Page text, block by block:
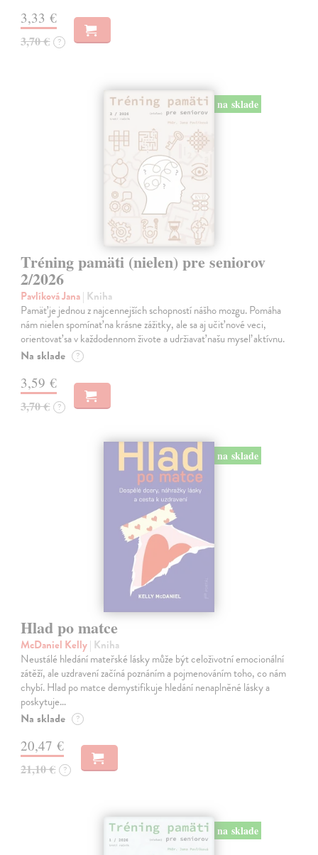
3,33 €
3,70 € ?
na sklade
Tréning pamäti (nielen) pre seniorov
2/2026
Pavlíková Jana| Kniha
Pamäť je jednou z najcennejších schopností nášho mozgu. Pomáha
nám nielen spomínať na krásne zážitky, ale sa aj učiť nové veci,
orientovať sa v každodennom živote a udržiavať našu myseľ aktívnu.
Na sklade ?
3,59 €
3,70 € ?
na sklade
Hlad po matce
McDaniel Kelly| Kniha
Neustálé hledání mateřské lásky může být celoživotní emocionální
zátěží, ale uzdravení začíná poznáním a pojmenováním toho, co nám
chybí. Hlad po matce demystifikuje hledání nenaplněné lásky a
poskytuje…
Na sklade ?
20,47 €
21,10 € ?
na sklade